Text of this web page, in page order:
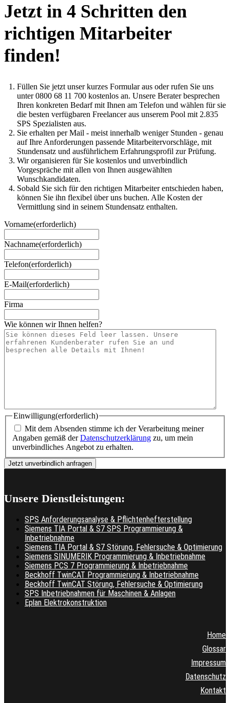
Jetzt in 4 Schritten den
richtigen Mitarbeiter
finden!
Füllen Sie jetzt unser kurzes Formular aus oder rufen Sie uns
unter 0800 68 11 700 kostenlos an. Unsere Berater besprechen
Ihren konkreten Bedarf mit Ihnen am Telefon und wählen für sie
die besten verfügbaren Freelancer aus unserem Pool mit 2.835
SPS Spezialisten aus.
Sie erhalten per Mail - meist innerhalb weniger Stunden - genau
auf Ihre Anforderungen passende Mitarbeitervorschläge, mit
Stundensatz und ausführlichem Erfahrungsprofil zur Prüfung.
Wir organisieren für Sie kostenlos und unverbindlich
Vorgespräche mit allen von Ihnen ausgewählten
Wunschkandidaten.
Sobald Sie sich für den richtigen Mitarbeiter entschieden haben,
können Sie ihn flexibel über uns buchen. Alle Kosten der
Vermittlung sind in seinem Stundensatz enthalten.
Vorname(erforderlich)
Nachname(erforderlich)
Telefon(erforderlich)
E-Mail(erforderlich)
Firma
Wie können wir Ihnen helfen?
Einwilligung(erforderlich)
Mit dem Absenden stimme ich der Verarbeitung meiner
Angaben gemäß derDatenschutzerklärung zu, um mein
unverbindliches Angebot zu erhalten.
Unsere Dienstleistungen:
SPS Anforderungsanalyse & Pflichtenhefterstellung
Siemens TIA Portal & S7 SPS Programmierung &
Inbetriebnahme
Siemens TIA Portal & S7 Störung, Fehlersuche & Optimierung
Siemens SINUMERIK Programmierung & Inbetriebnahme
Siemens PCS 7 Programmierung & Inbetriebnahme
Beckhoff TwinCAT Programmierung & Inbetriebnahme
Beckhoff TwinCAT Störung, Fehlersuche & Optimierung
SPS Inbetriebnahmen für Maschinen & Anlagen
Eplan Elektrokonstruktion
Home
Glossar
Impressum
Datenschutz
Kontakt